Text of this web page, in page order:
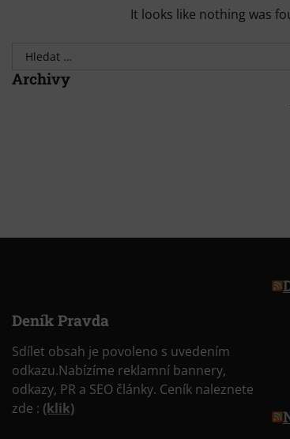
It looks like nothing was
Vyhledávání
Archivy
Deník Pravda
Sdílet obsah je povoleno s uvedením
odkazu.Nabízíme reklamní bannery,
odkazy, PR a SEO články. Ceník naleznete
zde : (klik)